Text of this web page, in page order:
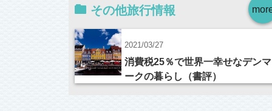
その他旅行情報
2021/03/27
消費税25％で世界一幸せなデンマ
ークの暮らし（書評）